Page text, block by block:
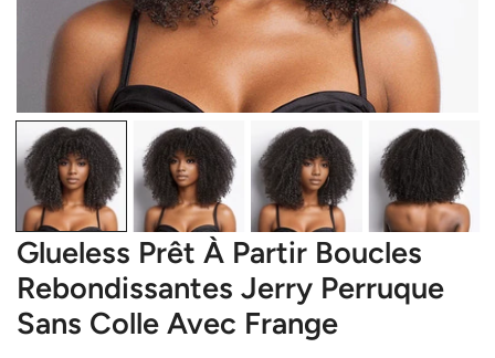
OUVRIR LE MÉDIA DANS LA VUE GALERIE
Glueless Prêt À Partir Boucles
Rebondissantes Jerry Perruque
Sans Colle Avec Frange